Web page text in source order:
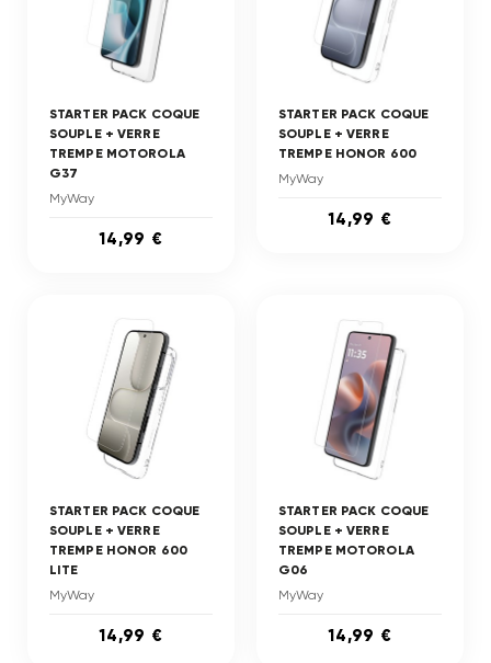
STARTER PACK COQUE
SOUPLE + VERRE
TREMPE MOTOROLA
G37
MyWay
14,99 €
STARTER PACK COQUE
SOUPLE + VERRE
TREMPE HONOR 600
MyWay
14,99 €
STARTER PACK COQUE
SOUPLE + VERRE
TREMPE HONOR 600
LITE
MyWay
14,99 €
STARTER PACK COQUE
SOUPLE + VERRE
TREMPE MOTOROLA
G06
MyWay
14,99 €